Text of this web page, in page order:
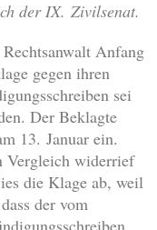
der IX. Zivilsenat.
Anfang
gegen ihren
sei
Der Beklagte
13. Januar ein.
Vergleich widerrief
die Klage ab, weil
der vom